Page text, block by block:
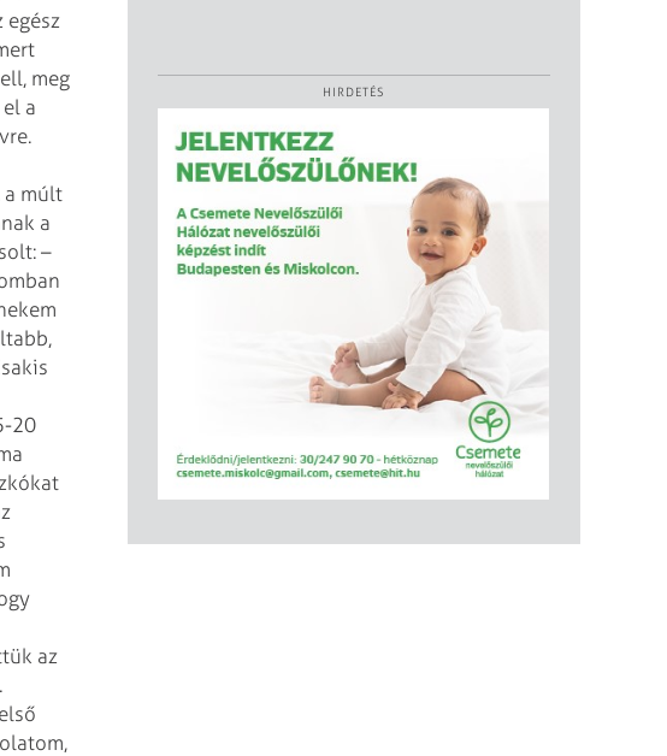
egész
meg
a
a múlt
a
–
20
az
HIRDETÉS